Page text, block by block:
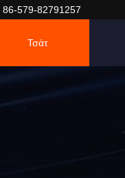
86-579-82791257
Τσάτ